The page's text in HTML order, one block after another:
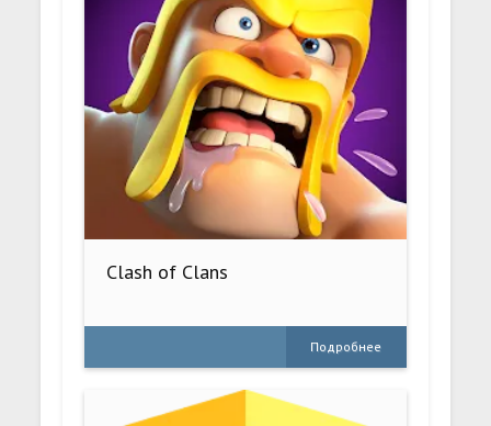
Clash of Clans
Подробнее